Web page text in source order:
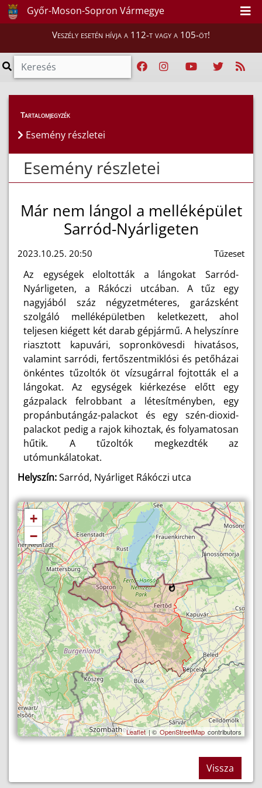
Győr-Moson-Sopron Vármegye
Veszély esetén hívja a 112-t vagy a 105-öt!
Esemény részletei
Tartalomjegyzék
Esemény részletei
Esemény részletei
Már nem lángol a melléképület
Sarród-Nyárligeten
2023.10.25. 20:50 Tűzeset
Az egységek eloltották a lángokat Sarród-
Nyárligeten, a Rákóczi utcában. A tűz egy
nagyjából száz négyzetméteres, garázsként
szolgáló melléképületben keletkezett, ahol
teljesen kiégett két darab gépjármű. A helyszínre
riasztott kapuvári, sopronkövesdi hivatásos,
valamint sarródi, fertőszentmiklósi és petőházai
önkéntes tűzoltók öt vízsugárral fojtották el a
lángokat. Az egységek kiérkezése előtt egy
gázpalack felrobbant a létesítményben, egy
propánbutángáz-palackot és egy szén-dioxid-
palackot pedig a rajok kihoztak, és folyamatosan
hűtik. A tűzoltók megkezdték az
utómunkálatokat.
Helyszín:Sarród, Nyárliget Rákóczi utca
+
−
Leaflet| © OpenStreetMap contributors
Vissza